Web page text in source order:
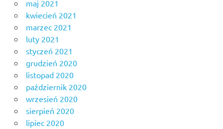
maj 2021
kwiecień 2021
marzec 2021
luty 2021
styczeń 2021
grudzień 2020
listopad 2020
październik 2020
wrzesień 2020
sierpień 2020
lipiec 2020